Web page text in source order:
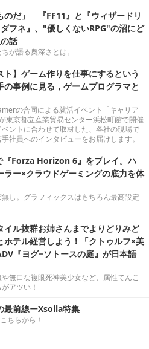
のだ」 ─『FF11』と『ウィザードリ
フネ』、"優しくないRPG"の沼にど
話
が語る奥深さとは。
ト】ゲーム作りを仕事にするという
の事例に見る，ゲームプログラマと
の合同による就活イベント「キャリア
東京都立産業貿易センター浜松町館で開催
ントに合わせて取材した、各社の現場で
社員へのインタビューをお届けします。
『Forza Horizon 6』をプレイ。ハ
ラー×クラウドゲーミングの底力を体
し。グラフィックスはもちろん最高設定
イル抜群お姉さんまでよりどりみど
ホテル経営しよう！「クトゥルフ×美
『ヨグ=ソトースの庭』が日本語
無口な複眼死神美少女など、属性てんこ
アツい！
最前線ーXsolla特集
ちらから！